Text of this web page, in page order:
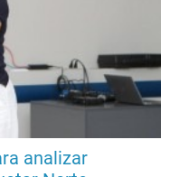
analizar